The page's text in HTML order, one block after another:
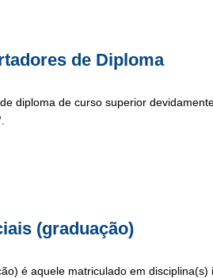
de Diploma
diploma de curso superior
(graduação)
é aquele matriculado em